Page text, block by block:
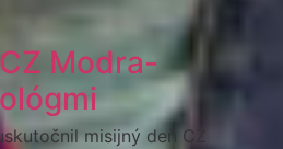
Modra-
misijný deň CZ